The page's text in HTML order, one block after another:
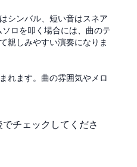
シンバル、短い音はスネア
ロを叩く場合には、曲のテ
親しみやすい演奏になりま
れます。曲の雰囲気やメロ
、独自の表現を作り出して
ターンと複雑なパターンの
を真似し、それをドラムで
チェックしてくださ